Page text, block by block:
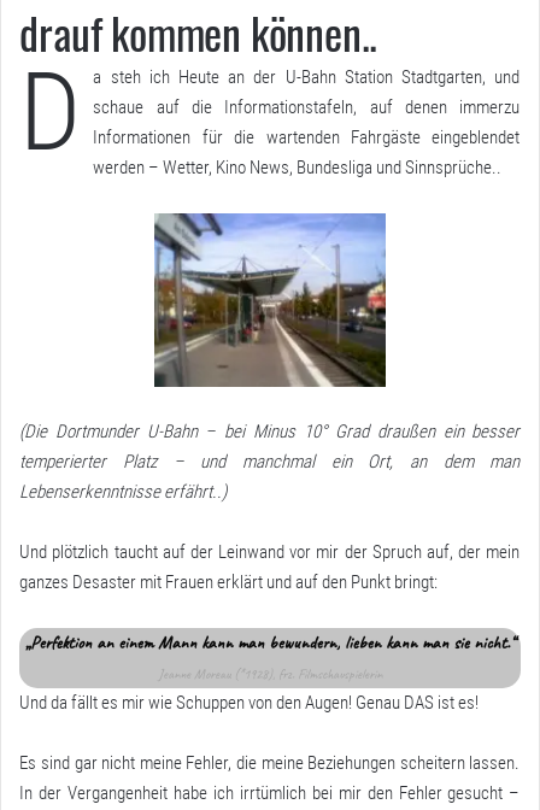
drauf kommen können..
D
a steh ich Heute an der U-Bahn Station Stadtgarten, und
schaue auf die Informationstafeln, auf denen immerzu
Informationen für die wartenden Fahrgäste eingeblendet
werden – Wetter, Kino News, Bundesliga und Sinnsprüche..
(Die Dortmunder U-Bahn – bei Minus 10° Grad draußen ein besser
temperierter Platz – und manchmal ein Ort, an dem man
Lebenserkenntnisse erfährt..)
Und plötzlich taucht auf der Leinwand vor mir der Spruch auf, der mein
ganzes Desaster mit Frauen erklärt und auf den Punkt bringt:
„Perfektion an einem Mann kann man bewundern, lieben kann man sie nicht.“
Jeanne Moreau (*1928), frz. Filmschauspielerin
Und da fällt es mir wie Schuppen von den Augen! Genau DAS ist es!
Es sind gar nicht meine Fehler, die meine Beziehungen scheitern lassen.
In der Vergangenheit habe ich irrtümlich bei mir den Fehler gesucht –